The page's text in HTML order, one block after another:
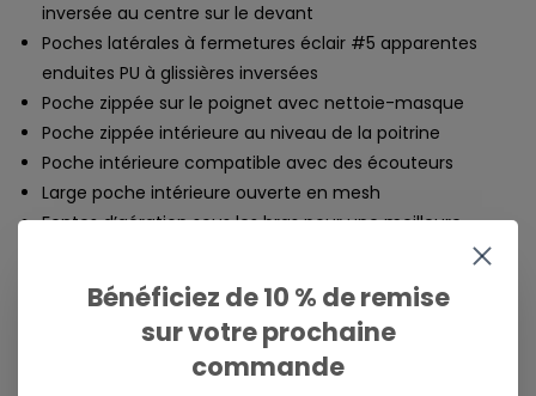
inversée au centre sur le devant
Poches latérales à fermetures éclair #5 apparentes
enduites PU à glissières inversées
Poche zippée sur le poignet avec nettoie-masque
Poche zippée intérieure au niveau de la poitrine
Poche intérieure compatible avec des écouteurs
Large poche intérieure ouverte en mesh
Fentes d’aération sous les bras pour une meilleure
Poignets ajustables avec languettes embossées à
scratch
Guêtres intégrées aux poignets en maille stretch avec
Bénéficiez de 10 % de remise
sur votre prochaine
commande